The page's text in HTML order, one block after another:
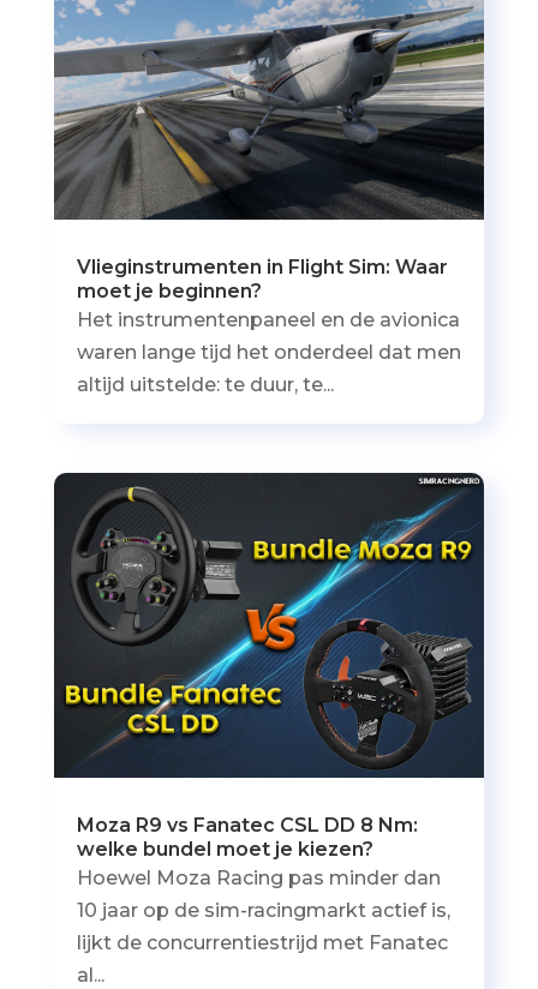
Vlieginstrumenten in Flight Sim: Waar
moet je beginnen?
Het instrumentenpaneel en de avionica
waren lange tijd het onderdeel dat men
altijd uitstelde: te duur, te...
Moza R9 vs Fanatec CSL DD 8 Nm:
welke bundel moet je kiezen?
Hoewel Moza Racing pas minder dan
10 jaar op de sim-racingmarkt actief is,
lijkt de concurrentiestrijd met Fanatec
al...